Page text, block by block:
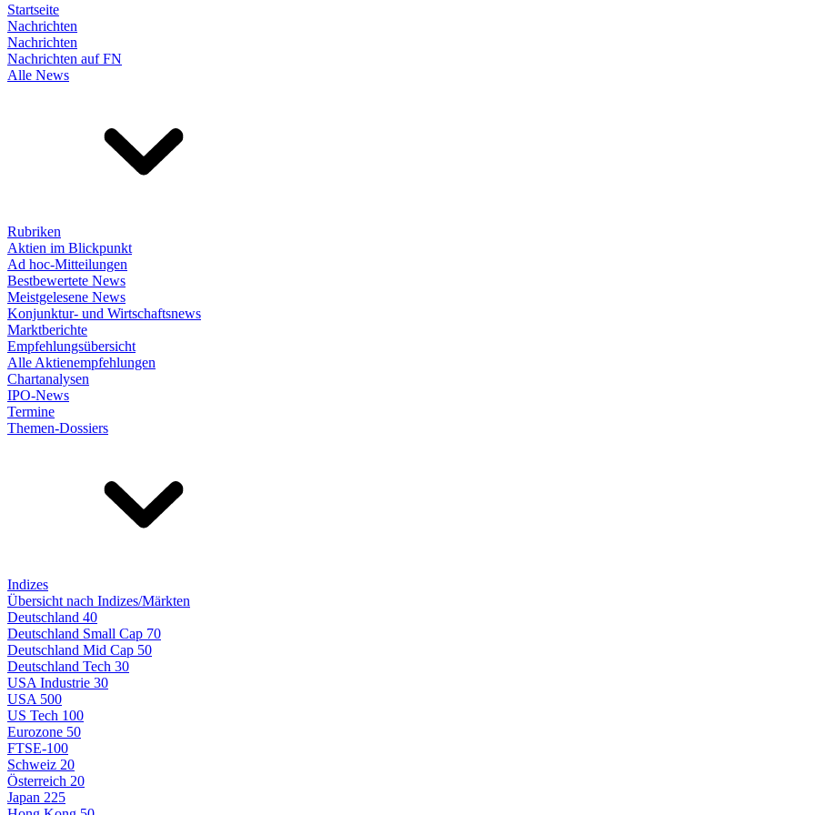
Startseite
Nachrichten
Nachrichten
Nachrichten auf FN
Alle News
Rubriken
Aktien im Blickpunkt
Ad hoc-Mitteilungen
Bestbewertete News
Meistgelesene News
Konjunktur- und Wirtschaftsnews
Marktberichte
Empfehlungsübersicht
Alle Aktienempfehlungen
Chartanalysen
IPO-News
Termine
Themen-Dossiers
Indizes
Übersicht nach Indizes/Märkten
Deutschland 40
Deutschland Small Cap 70
Deutschland Mid Cap 50
Deutschland Tech 30
USA Industrie 30
USA 500
US Tech 100
Eurozone 50
FTSE-100
Schweiz 20
Österreich 20
Japan 225